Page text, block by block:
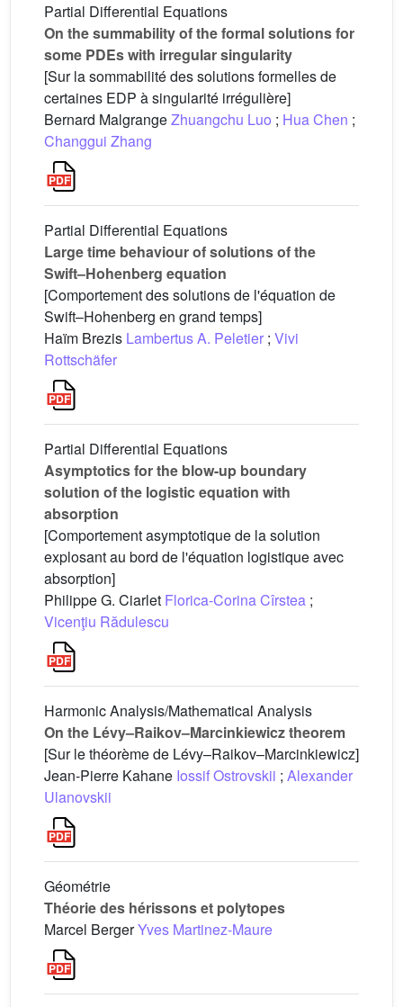
Partial Differential Equations
On the summability of the formal solutions for
some PDEs with irregular singularity
[Sur la sommabilité des solutions formelles de
certaines EDP à singularité irrégulière]
Bernard MalgrangeZhuangchu Luo ; Hua Chen ;
Changgui Zhang
Partial Differential Equations
Large time behaviour of solutions of the
Swift–Hohenberg equation
[Comportement des solutions de l'équation de
Swift–Hohenberg en grand temps]
Haïm Brezis Lambertus A. Peletier ; Vivi
Rottschäfer
Partial Differential Equations
Asymptotics for the blow-up boundary
solution of the logistic equation with
absorption
[Comportement asymptotique de la solution
explosant au bord de l'équation logistique avec
absorption]
Philippe G. Ciarlet Florica-Corina Cîrstea ;
Vicenţiu Rădulescu
Harmonic Analysis/Mathematical Analysis
On the Lévy–Raikov–Marcinkiewicz theorem
[Sur le théorème de Lévy–Raikov–Marcinkiewicz]
Jean-Pierre Kahane Iossif Ostrovskii ; Alexander
Ulanovskii
Géométrie
Théorie des hérissons et polytopes
Marcel BergerYves Martinez-Maure